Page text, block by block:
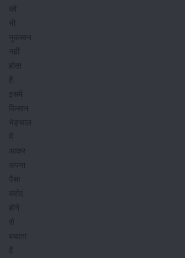
को
भी
नुकसान
नहीं
होता
है.
इसमें
किसान
भेड़चाल
में
आकर
अपना
पैसा
बर्बाद
होने
से
बचाता
है.